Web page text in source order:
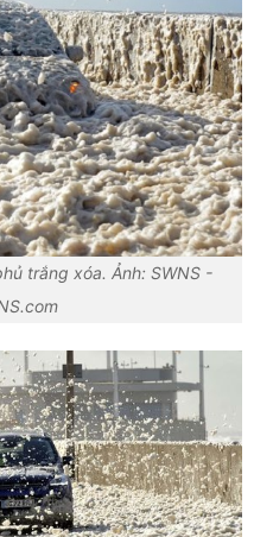
trắng xóa. Ảnh: SWNS -